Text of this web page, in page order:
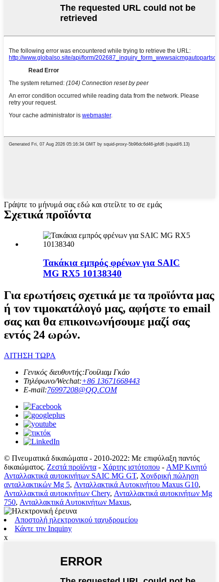
Γράψτε το μήνυμά σας εδώ και στείλτε το σε εμάς
Σχετικά προϊόντα
Τακάκια εμπρός φρένων για SAIC
MG RX5 10138340
Για ερωτήσεις σχετικά με τα προϊόντα μας
ή τον τιμοκατάλογό μας, αφήστε το email
σας και θα επικοινωνήσουμε μαζί σας
εντός 24 ωρών.
ΑΙΤΗΣΗ ΤΩΡΑ
Γενικός διευθυντής:Γουίλιαμ Γκάο
Τηλέφωνο/Wechat:+86 13671668443
E-mail:76997208@QQ.COM
© Πνευματικά δικαιώματα - 2010-2022: Με επιφύλαξη παντός
δικαιώματος. Ζεστά προϊόντα - Χάρτης ιστότοπου - AMP Κινητό
Ανταλλακτικά αυτοκινήτων SAIC MG GT, Χονδρική πώληση
ανταλλακτικών Mg 5, Ανταλλακτικά Αυτοκινήτου Maxus G10,
Ανταλλακτικά αυτοκινήτων Chery, Ανταλλακτικά αυτοκινήτων Mg
750, Ανταλλακτικά Αυτοκινήτων Maxus,
Αποστολή ηλεκτρονικού ταχυδρομείου
Κάντε την Inquiny
x